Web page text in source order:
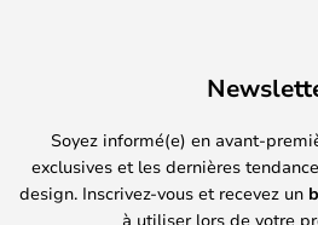
Soyez informé(e) en avant-
exclusives et les dernières
design. Inscrivez-vous et recevez un
à utiliser lors de votre